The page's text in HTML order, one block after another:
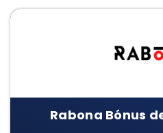
Rabona Bónus